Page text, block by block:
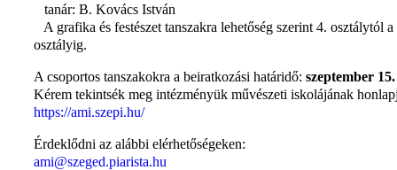
tanár: B. Kovács István
A grafika és festészet tanszakra lehetőség szerint 4. osztálytól a
osztályig.
A csoportos tanszakokra a beiratkozási határidő: szeptember 15.
Kérem tekintsék meg intézményük művészeti iskolájának
https://ami.szepi.hu/
Érdeklődni az alábbi elérhetőségeken:
ami@szeged.piarista.hu